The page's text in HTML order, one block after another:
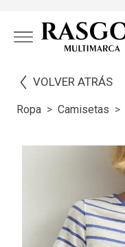
VOLVER ATRÁS
Ropa Camisetas